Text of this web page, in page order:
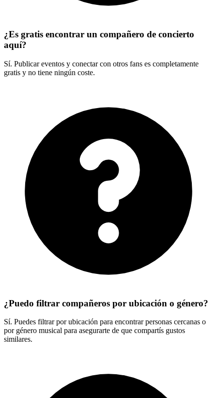
¿Es gratis encontrar un compañero de concierto
aquí?
Sí. Publicar eventos y conectar con otros fans es completamente
gratis y no tiene ningún coste.
¿Puedo filtrar compañeros por ubicación o género?
Sí. Puedes filtrar por ubicación para encontrar personas cercanas o
por género musical para asegurarte de que compartís gustos
similares.